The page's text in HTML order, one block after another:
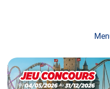
Opération
spéciale
Mai